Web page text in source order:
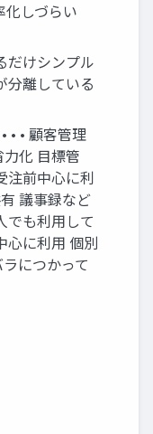
化しづらい
だけシンプル
離している
• • 顧客管理
化 目標管
注前中心に利
有 議事録など
でも利用して
心に利用 個別
につかって